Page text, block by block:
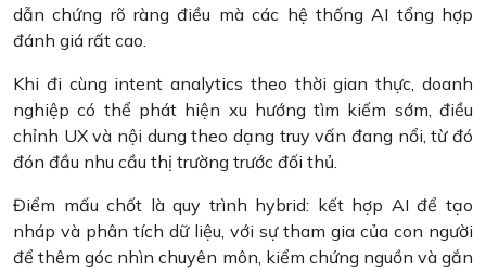
dẫn chứng rõ ràng điều mà các hệ thống AI tổng hợp
đánh giá rất cao.
Khi đi cùng intent analytics theo thời gian thực, doanh
nghiệp có thể phát hiện xu hướng tìm kiếm sớm, điều
chỉnh UX và nội dung theo dạng truy vấn đang nổi, từ đó
đón đầu nhu cầu thị trường trước đối thủ.
Điểm mấu chốt là quy trình hybrid: kết hợp AI để tạo
nháp và phân tích dữ liệu, với sự tham gia của con người
để thêm góc nhìn chuyên môn, kiểm chứng nguồn và gắn